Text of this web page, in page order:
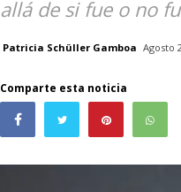
allá de si fue o no
Patricia Schüller Gamboa Agosto
Comparte esta noticia